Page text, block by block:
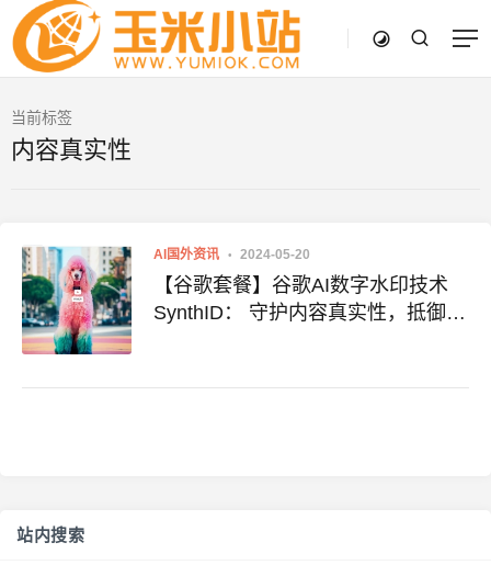
当前标签
内容真实性
AI国外资讯 2024-05-20
【谷歌套餐】谷歌AI数字水印技术
SynthID： 守护内容真实性，抵御虚
站内搜索